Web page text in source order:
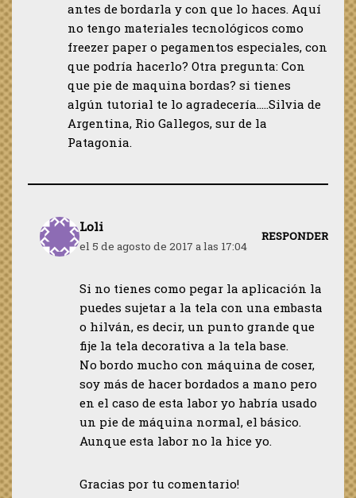
antes de bordarla y con que lo haces. Aquí
no tengo materiales tecnológicos como
freezer paper o pegamentos especiales, con
que podría hacerlo? Otra pregunta: Con
que pie de maquina bordas? si tienes
algún tutorial te lo agradecería…..Silvia de
Argentina, Rio Gallegos, sur de la
Patagonia.
Loli
el 5 de agosto de 2017 a las 17:04
RESPONDER
Si no tienes como pegar la aplicación la
puedes sujetar a la tela con una embasta
o hilván, es decir, un punto grande que
fije la tela decorativa a la tela base.
No bordo mucho con máquina de coser,
soy más de hacer bordados a mano pero
en el caso de esta labor yo habría usado
un pie de máquina normal, el básico.
Aunque esta labor no la hice yo.
Gracias por tu comentario!